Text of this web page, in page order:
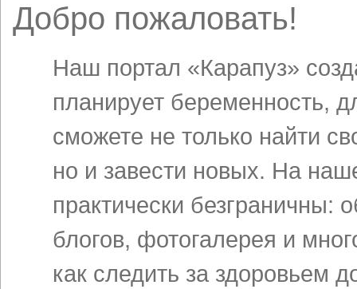
Добро пожаловать!
Наш портал «Карапуз»
планирует беременность,
сможете не только найти
но и завести новых. На
практически
блогов, фотогалерея и
как следить за здоровьем